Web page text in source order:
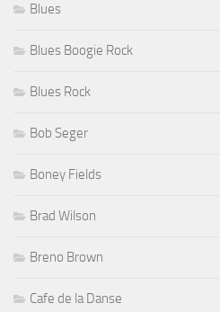
Blues
Blues Boogie Rock
Blues Rock
Bob Seger
Boney Fields
Brad Wilson
Breno Brown
Cafe de la Danse